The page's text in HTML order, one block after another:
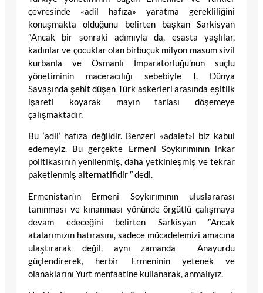
çevresinde «adil hafıza» yaratma gerekliliğini
konuşmakta olduğunu belirten başkan Sarkisyan
″Ancak bir sonraki adımıyla da, esasta yaşlılar,
kadınlar ve çocuklar olan birbuçuk milyon masum sivil
kurbanla ve Osmanlı İmparatorluğu’nun suçlu
yönetiminin maceracılığı sebebiyle I. Dünya
Savaşında şehit düşen Türk askerleri arasında eşitlik
işareti koyarak mayın tarlası döşemeye
çalışmaktadır.
Bu ‘adil’ hafıza değildir. Benzeri «adalet»i biz kabul
edemeyiz. Bu gerçekte Ermeni Soykırımının inkar
politikasının yenilenmiş, daha yetkinleşmiş ve tekrar
paketlenmiş alternatifidir ″ dedi.
Ermenistan’ın Ermeni Soykırımının uluslararası
tanınması ve kınanması yönünde örgütlü çalışmaya
devam edeceğini belirten Sarkisyan ″Ancak
atalarımızın hatırasını, sadece mücadelemizi amacına
ulaştırarak değil, aynı zamanda Anayurdu
güçlendirerek, herbir Ermeninin yetenek ve
olanaklarını Yurt menfaatine kullanarak, anmalıyız.